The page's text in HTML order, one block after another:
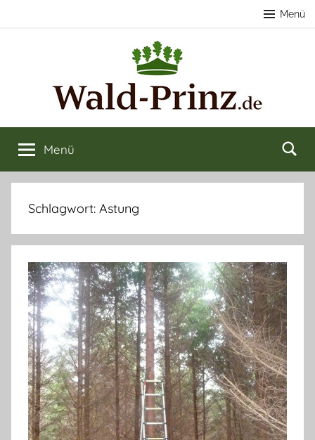
Menü
Nachhaltige
Forstwirtschaft
Naturerlebnisse
Wald
kaufen
verkaufen
Menü
Schlagwort: Astung